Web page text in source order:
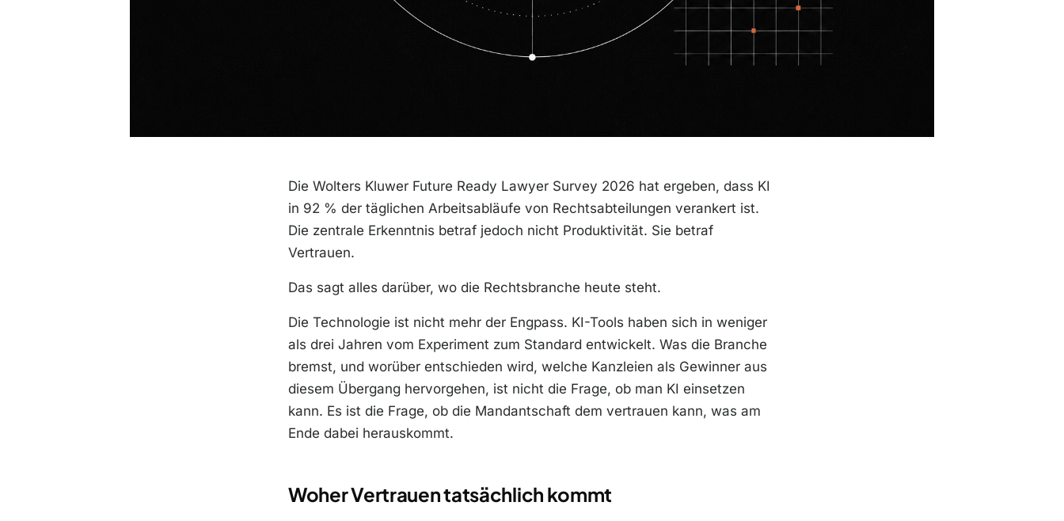
Die Wolters Kluwer Future Ready Lawyer Survey 2026 hat ergeben, dass KI
in 92 % der täglichen Arbeitsabläufe von Rechtsabteilungen verankert ist.
Die zentrale Erkenntnis betraf jedoch nicht Produktivität. Sie betraf
Vertrauen.
Das sagt alles darüber, wo die Rechtsbranche heute steht.
Die Technologie ist nicht mehr der Engpass. KI-Tools haben sich in weniger
als drei Jahren vom Experiment zum Standard entwickelt. Was die Branche
bremst, und worüber entschieden wird, welche Kanzleien als Gewinner aus
diesem Übergang hervorgehen, ist nicht die Frage, ob man KI einsetzen
kann. Es ist die Frage, ob die Mandantschaft dem vertrauen kann, was am
Ende dabei herauskommt.
Woher Vertrauen tatsächlich kommt